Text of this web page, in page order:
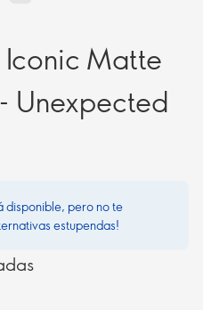
Matte
- Unexpected
disponible, pero no te
estupendas!